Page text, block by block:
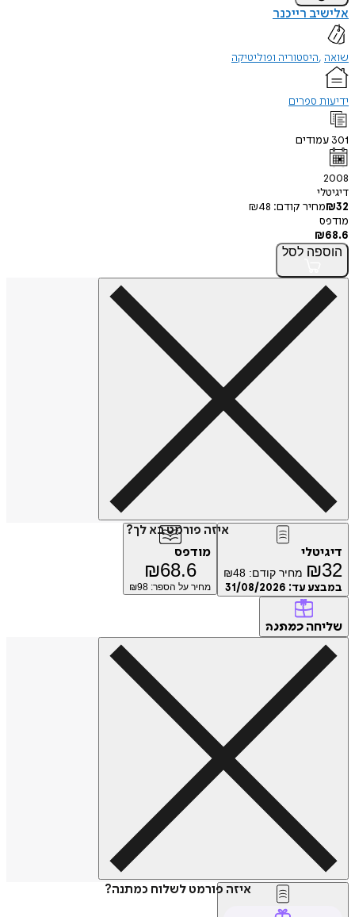
אלישיב רייכנר
שואה היסטוריה ופוליטיקה
ידיעות ספרים
301 עמודים
2008
דיגיטלי
₪32 מחיר קודם: ₪48
מודפס
₪68.6
הוספה לסל
איזה פורמט בא לך?
דיגיטלי
₪32 מחיר קודם: ₪48
במבצע עד: 31/08/2026
מודפס
₪68.6
מחיר על הספר: ₪ 98
שליחה כמתנה
איזה פורמט לשלוח כמתנה?